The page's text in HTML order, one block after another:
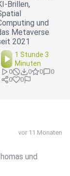
Brillen,
und
Metaverse
2021
1 Stunde 3
Minuten
0 0 0
0
0
0
vor 11 Monaten
und